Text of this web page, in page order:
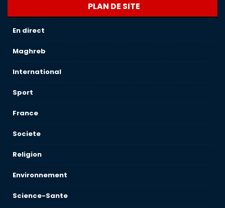
PLAN DE SITE
En direct
Maghreb
International
Sport
France
Societe
Religion
Environnement
Science-Sante